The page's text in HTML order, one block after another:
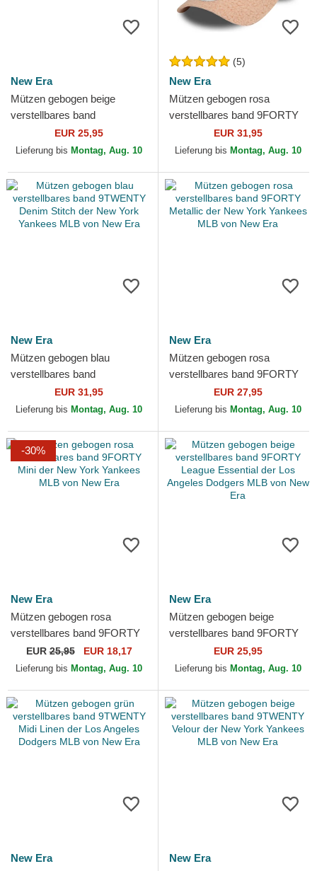
New Era
Mützen gebogen beige
verstellbares band
9TWENTY League Essential
Midi der Los Angeles
EUR 25,95
Lieferung bis Montag, Aug. 10
(5)
New Era
Mützen gebogen rosa
verstellbares band 9FORTY
Borg der New York Yankees
MLB von New Era
EUR 31,95
Lieferung bis Montag, Aug. 10
New Era
Mützen gebogen blau
verstellbares band
9TWENTY Denim Stitch der
New York Yankees MLB von
EUR 31,95
Lieferung bis Montag, Aug. 10
New Era
Mützen gebogen rosa
verstellbares band 9FORTY
Metallic der New York
Yankees MLB von New Era
EUR 27,95
Lieferung bis Montag, Aug. 10
-30%
New Era
Mützen gebogen rosa
verstellbares band 9FORTY
Mini der New York Yankees
MLB von New Era
EUR25,95 EUR 18,17
Lieferung bis Montag, Aug. 10
New Era
Mützen gebogen beige
verstellbares band 9FORTY
League Essential der Los
Angeles Dodgers MLB von...
EUR 25,95
Lieferung bis Montag, Aug. 10
New Era
New Era